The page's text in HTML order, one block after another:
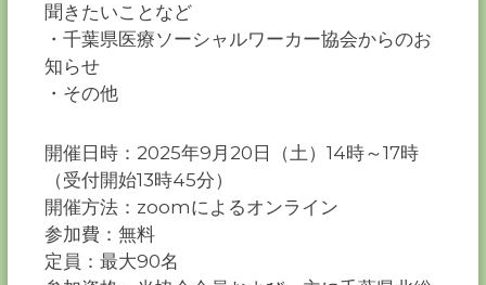
聞きたいことなど
・千葉県医療ソーシャルワーカー協会からのお
知らせ
・その他
開催日時：2025年9月20日（土）14時～17時
（受付開始13時45分）
開催方法：zoomによるオンライン
参加費：無料
定員：最大90名